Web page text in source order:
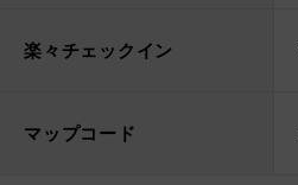
楽々チェックイン
マップコード